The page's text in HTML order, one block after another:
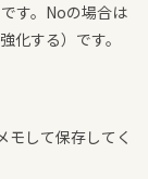
す。Noの場合は
化する）です。
して保存してく